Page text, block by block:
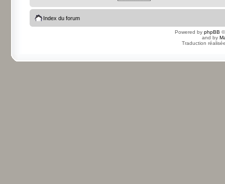
Index du forum
Powered by phpBB
and by
Traduction